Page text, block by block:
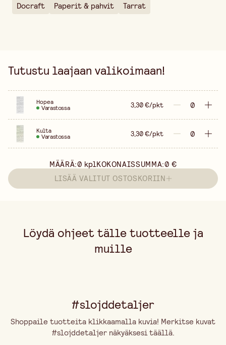
Docraft Paperit & pahvit Tarrat
Tutustu laajaan valikoimaan!
Hopea
Varastossa 3,30 €/pkt
Kulta
Varastossa 3,30 €/pkt
MÄÄRÄ:0 kplKOKONAISSUMMA:0 €
LISÄÄ VALITUT OSTOSKORIIN
Löydä ohjeet tälle tuotteelle ja
muille
#slojddetaljer
Shoppaile tuotteita klikkaamalla kuvia! Merkitse kuvat
#slojddetaljer näkyäksesi täällä.